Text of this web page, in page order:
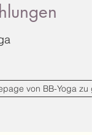
von BB-Yoga zu